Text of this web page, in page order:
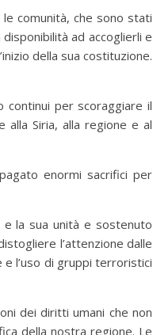
comunità, che sono stati
ad accoglierli e
della sua costituzione.
continui per scoraggiare il
Siria, alla regione e al
enormi sacrifici per
la sua unità e sostenuto
l’attenzione dalle
l’uso di gruppi terroristici
dei diritti umani che non
della nostra regione. Le